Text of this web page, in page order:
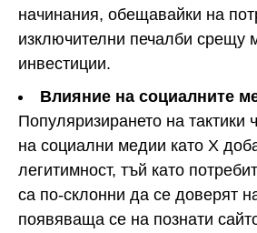
начинания, обещавайки на
изключителни печалби срещу
инвестиции.
Влияние на социалните
Популяризирането на тактики
на социални медии като X
легитимност, тъй като
са по-склонни да се доверят
появяваща се на познати